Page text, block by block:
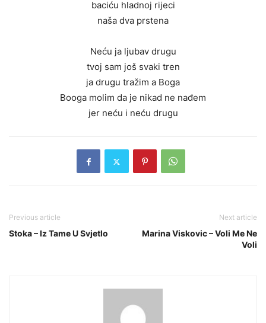
baciću hladnoj rijeci
naša dva prstena
Neću ja ljubav drugu
tvoj sam još svaki tren
ja drugu tražim a Boga
Booga molim da je nikad ne nađem
jer neću i neću drugu
Previous article
Stoka – Iz Tame U Svjetlo
Next article
Marina Viskovic – Voli Me Ne
Voli